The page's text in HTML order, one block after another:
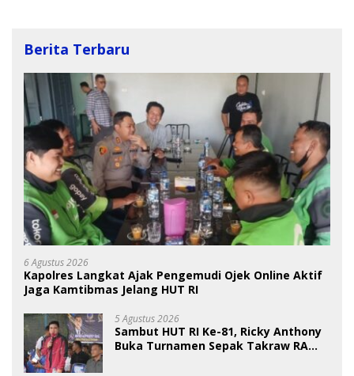
Berita Terbaru
6 Agustus 2026
Kapolres Langkat Ajak Pengemudi Ojek Online Aktif
Jaga Kamtibmas Jelang HUT RI
5 Agustus 2026
Sambut HUT RI Ke-81, Ricky Anthony
Buka Turnamen Sepak Takraw RA